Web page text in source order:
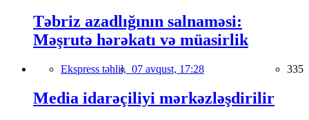
Təbriz azadlığının salnaməsi:
Məşrutə hərəkatı və müasirlik
Ekspress təhlil, 07 avqust, 17:28 335
Media idarəçiliyi mərkəzləşdirilir